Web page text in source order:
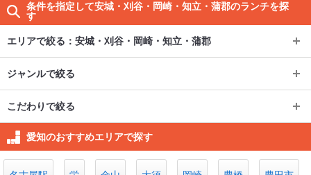
条件を指定して安城・刈谷・岡崎・知立・蒲郡のランチを探
す
エリアで絞る：安城・刈谷・岡崎・知立・蒲郡
エリアで絞る： 安城・刈谷・岡崎・知立・蒲郡
栄(ミナミ)/矢場町/大須/上前津
矢場町
大須 東別院
春日井・小牧・一宮・江南・瀬戸
一宮 稲沢
名古屋（名古屋駅/西区/中村区）
ジャンルで絞る
ジャンルで絞る
イタリアン・フレンチ
カフェ・スイーツ
こだわりで絞る
こだわりで絞る
個室愛知のおすすめエリアで探す